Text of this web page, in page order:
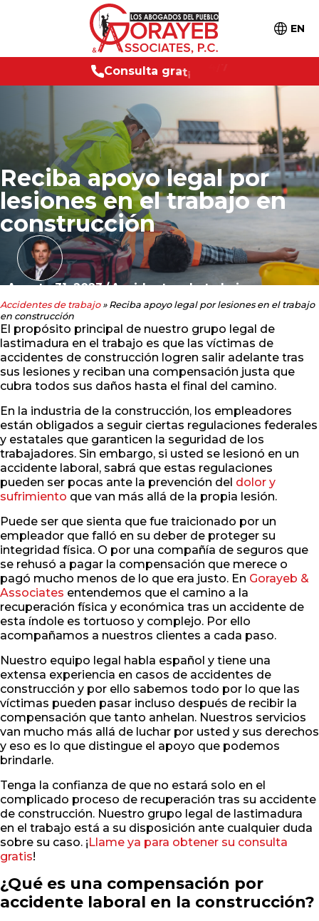
EN
Consulta grati
Reciba apoyo legal por
lesiones en el trabajo en
construcción
Agosto 31, 2023/Accidentes de trabajo
Accidentes de trabajo» Reciba apoyo legal por lesiones en el trabajo
en construcción
El propósito principal de nuestro grupo legal de
lastimadura en el trabajo es que las víctimas de
accidentes de construcción logren salir adelante tras
sus lesiones y reciban una compensación justa que
cubra todos sus daños hasta el final del camino.
En la industria de la construcción, los empleadores
están obligados a seguir ciertas regulaciones federales
y estatales que garanticen la seguridad de los
trabajadores. Sin embargo, si usted se lesionó en un
accidente laboral, sabrá que estas regulaciones
pueden ser pocas ante la prevención del dolor y
sufrimiento que van más allá de la propia lesión.
Puede ser que sienta que fue traicionado por un
empleador que falló en su deber de proteger su
integridad física. O por una compañía de seguros que
se rehusó a pagar la compensación que merece o
pagó mucho menos de lo que era justo. En Gorayeb &
Associates entendemos que el camino a la
recuperación física y económica tras un accidente de
esta índole es tortuoso y complejo. Por ello
acompañamos a nuestros clientes a cada paso.
Nuestro equipo legal habla español y tiene una
extensa experiencia en casos de accidentes de
construcción y por ello sabemos todo por lo que las
víctimas pueden pasar incluso después de recibir la
compensación que tanto anhelan. Nuestros servicios
van mucho más allá de luchar por usted y sus derechos
y eso es lo que distingue el apoyo que podemos
brindarle.
Tenga la confianza de que no estará solo en el
complicado proceso de recuperación tras su accidente
de construcción. Nuestro grupo legal de lastimadura
en el trabajo está a su disposición ante cualquier duda
sobre su caso. ¡Llame ya para obtener su consulta
gratis!
¿Qué es una compensación por
accidente laboral en la construcción?